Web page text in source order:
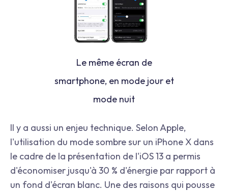
Le même écran de
smartphone, en mode jour et
mode nuit
Il y a aussi un enjeu technique. Selon Apple,
l'utilisation du mode sombre sur un iPhone X dans
le cadre de la présentation de l'iOS 13 a permis
d'économiser jusqu'à 30 % d'énergie par rapport à
un fond d'écran blanc. Une des raisons qui pousse